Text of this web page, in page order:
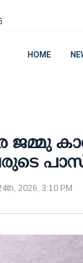
HOME
ജമ്മു
2026, 3:10 PM